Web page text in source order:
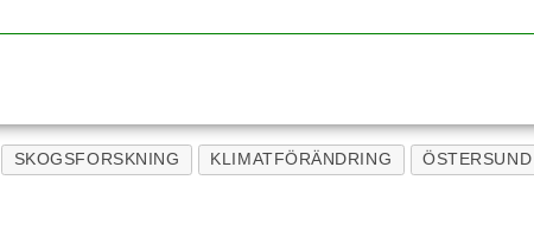
SKOGSFORSKNING KLIMATFÖRÄNDRING ÖSTERSUND